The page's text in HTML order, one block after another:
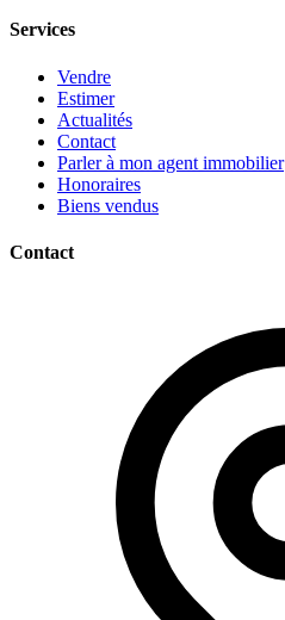
Services
Vendre
Estimer
Actualités
Contact
Parler à mon agent immobilier
Honoraires
Biens vendus
Contact